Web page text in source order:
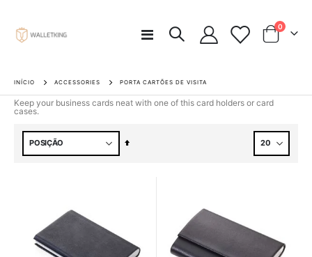
Alternar
Carrinho
0artigos
INÍCIO ACCESSORIES PORTA CARTÕES DE VISITA
Keep your business cards neat with one of this card holders or card
cases.
Definir